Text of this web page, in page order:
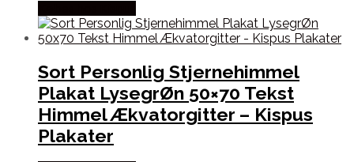
Sort Personlig Stjernehimmel
Plakat LysegrØn 50×70 Tekst
Himmel Ækvatorgitter – Kispus
Plakater